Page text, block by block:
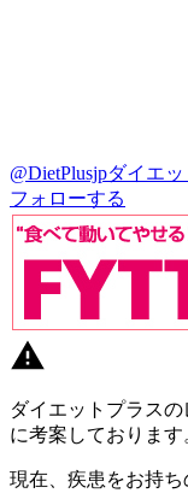
@DietPlusjpダイエ
フォローする
ダイエットプラス
に考案しております
現在、疾患をお持